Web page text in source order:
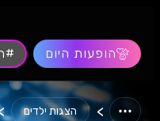
הופעות היום
> הצגות ילדים